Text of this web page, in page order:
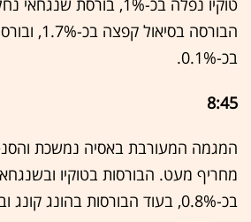
הבורסה
בכ-0.1%.
8:45
המגמה המעורבת באסיה נמשכת
מחריף מעט. הבורסות בטוקיו
בכ-0.8%, בעוד הבורסות בהונג